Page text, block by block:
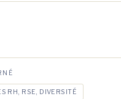
RH, RSE, DIVERSITÉ